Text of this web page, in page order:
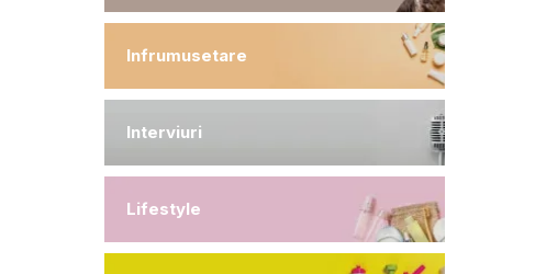
Infrumusetare
Interviuri
Lifestyle